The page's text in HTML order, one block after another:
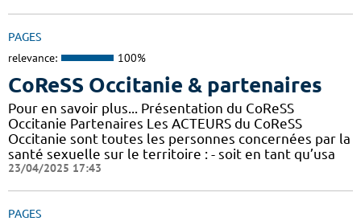
PAGES
relevance: 100%
CoReSS Occitanie & partenaires
Pour en savoir plus... Présentation du CoReSS
Occitanie Partenaires Les ACTEURS du CoReSS
Occitanie sont toutes les personnes concernées par la
santé sexuelle sur le territoire : - soit en tant qu’usa
23/04/2025 17:43
PAGES